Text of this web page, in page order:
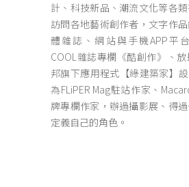
計、科技新品、潮流文化等各
訪問各地藝術創作者，文字作
體雜誌、網站與手機APP平
COOL雜誌專欄《酷創作》、
邦旗下應用程式【綠建築家】
為FLiPER Mag駐站作家、
牌專欄作家，辦過攝影展、得
定義自己的角色。